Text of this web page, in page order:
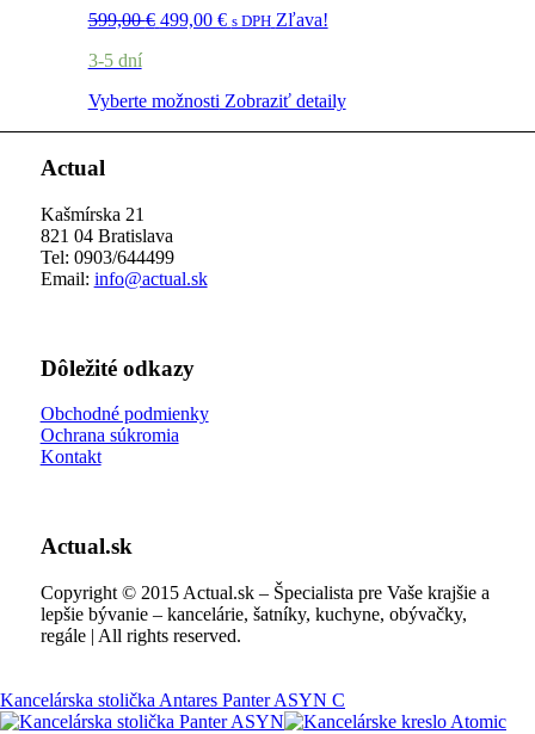
599,00€ 499,00 € s DPH Zľava!
3-5 dní
Vyberte možnostiZobraziť detaily
Actual
Kašmírska 21
821 04 Bratislava
Tel: 0903/644499
Email: info@actual.sk
Dôležité odkazy
Obchodné podmienky
Ochrana súkromia
Kontakt
Actual.sk
Copyright © 2015 Actual.sk – Špecialista pre Vaše krajšie a
lepšie bývanie – kancelárie, šatníky, kuchyne, obývačky,
regále | All rights reserved.
Kancelárska stolička Antares Panter ASYN C